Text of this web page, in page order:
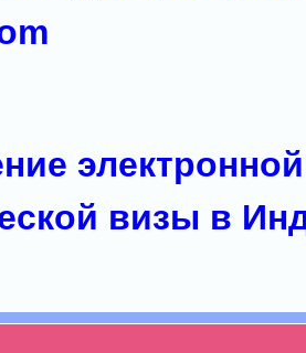
электронной
визы в